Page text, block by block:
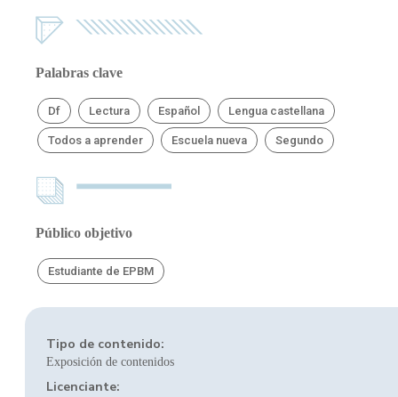
Palabras clave
Df Lectura Español Lengua castellana
Todos a aprender Escuela nueva Segundo
Público objetivo
Estudiante de EPBM
Tipo de contenido:
Exposición de contenidos
Licenciante: